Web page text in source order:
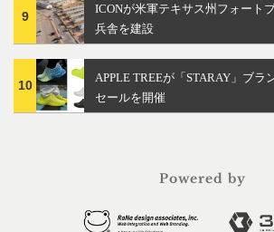
9
ICONが米軍テキサス州フォート
兵舎を建設
10
APPLE TREEが「STARAY」ブラ
セールを開催
Powered by